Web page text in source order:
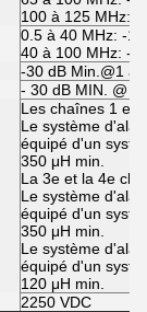
100 à 125 MHz: -
0.5 à 40 MHz: -
40 à 100 MHz: -
-30 dB Min.@1 à
- 30 dB MIN. @ 1
Les chaînes 1 et
Le système
équipé d'un
350 μH min.
La 3e et la 4e
Le système
équipé d'un
350 μH min.
Le système
équipé d'un
120 μH min.
2250 VDC